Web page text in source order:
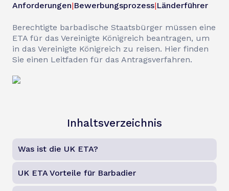
Anforderungen|Bewerbungsprozess|Länderführer
Berechtigte barbadische Staatsbürger müssen eine
ETA für das Vereinigte Königreich beantragen, um
in das Vereinigte Königreich zu reisen. Hier finden
Sie einen Leitfaden für das Antragsverfahren.
Inhaltsverzeichnis
Was ist die UK ETA?
UK ETA Vorteile für Barbadier